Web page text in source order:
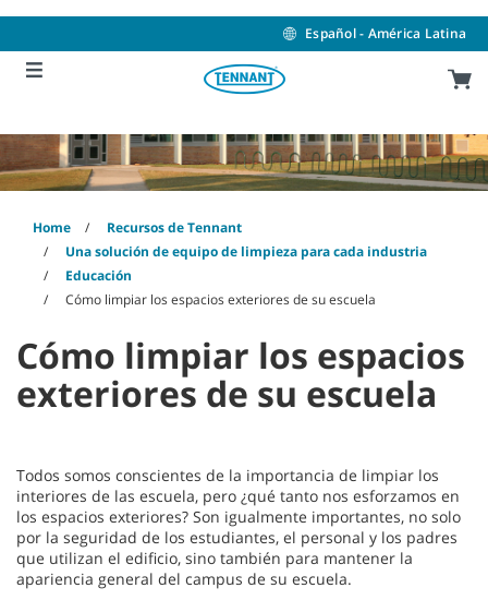
content
navigation
menu
Español - América Latina
Home
Recursos de Tennant
Una solución de equipo de limpieza para cada industria
Educación
Cómo limpiar los espacios exteriores de su escuela
Cómo limpiar los espacios
exteriores de su escuela
Todos somos conscientes de la importancia de limpiar los
interiores de las escuela, pero ¿qué tanto nos esforzamos en
los espacios exteriores? Son igualmente importantes, no solo
por la seguridad de los estudiantes, el personal y los padres
que utilizan el edificio, sino también para mantener la
apariencia general del campus de su escuela.